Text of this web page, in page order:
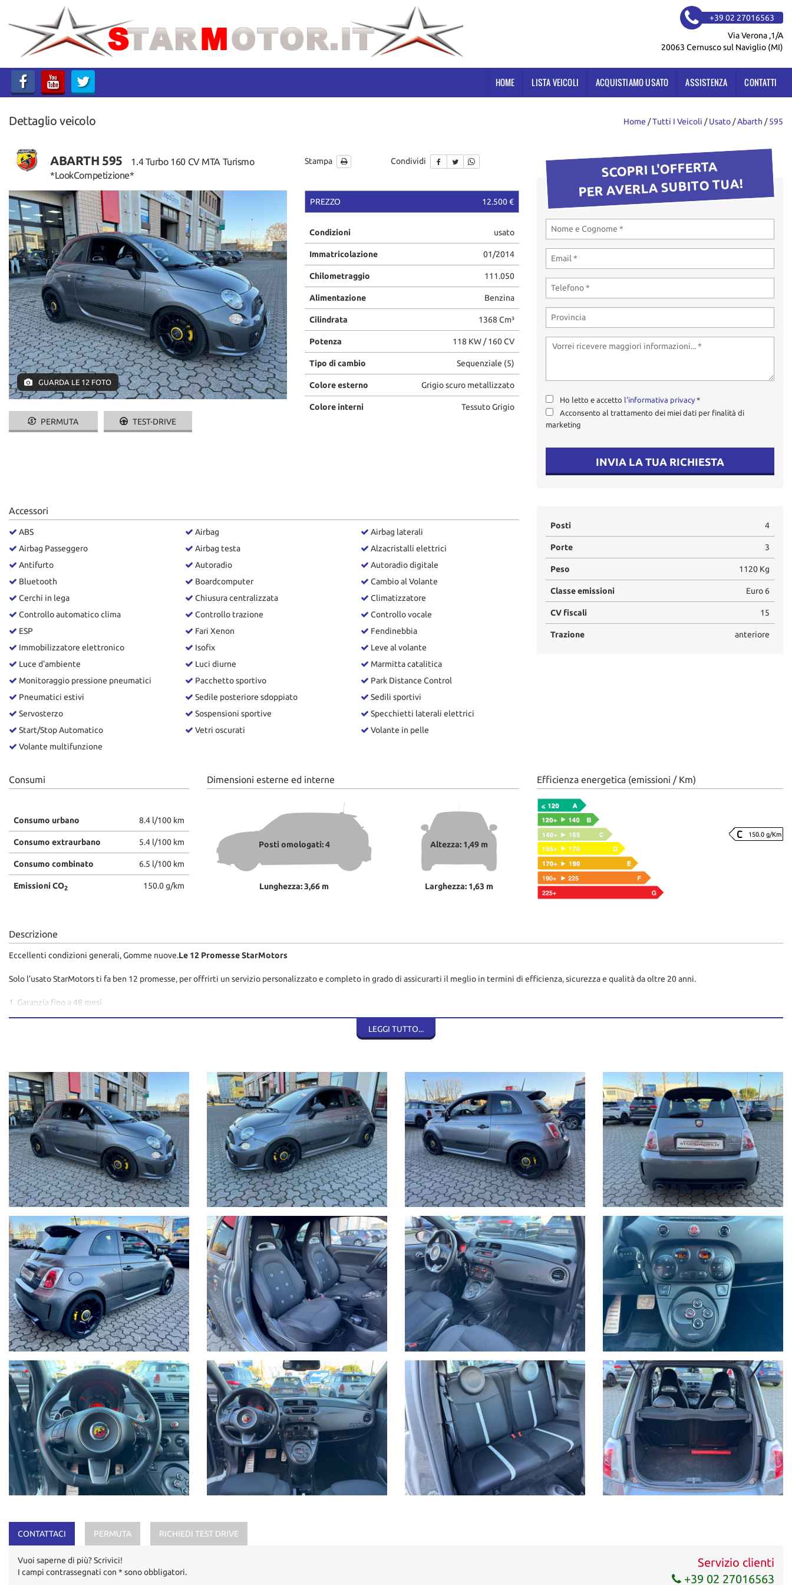
LISTA VEICOLI
ACQUISTIAMO USATO
ASSISTENZA
CONTATTI
+39 02 27016563
Via Verona ,1/A
20063 Cernusco sul Naviglio (MI)
HOME LISTA VEICOLI ACQUISTIAMO USATO ASSISTENZA CONTATTI
Dettaglio veicolo Home /Tutti I Veicoli /Usato /Abarth /595
ABARTH 595
1.4 Turbo 160 CV MTA Turismo
*LookCompetizione*
Stampa Condividi
GUARDA LE 12 FOTO
PERMUTA TEST-DRIVE
PREZZO 12.500 €
Condizioni usato
Immatricolazione 01/2014
Chilometraggio 111.050
Alimentazione Benzina
Cilindrata 1368 Cm³
Potenza 118 KW / 160 CV
Tipo di cambio Sequenziale (5)
Colore esterno Grigio scuro metallizzato
Colore interni Tessuto Grigio
SCOPRI L'OFFERTA
PER AVERLA SUBITO TUA!
Ho letto e accetto l'informativa privacy *
Acconsento al trattamento dei miei dati per finalità di
marketing
INVIA LA TUA RICHIESTA
Accessori
ABS
Airbag Passeggero
Antifurto
Bluetooth
Cerchi in lega
Controllo automatico clima
ESP
Immobilizzatore elettronico
Luce d'ambiente
Monitoraggio pressione pneumatici
Pneumatici estivi
Servosterzo
Start/Stop Automatico
Volante multifunzione
Airbag
Airbag testa
Autoradio
Boardcomputer
Chiusura centralizzata
Controllo trazione
Fari Xenon
Isofix
Luci diurne
Pacchetto sportivo
Sedile posteriore sdoppiato
Sospensioni sportive
Vetri oscurati
Airbag laterali
Alzacristalli elettrici
Autoradio digitale
Cambio al Volante
Climatizzatore
Controllo vocale
Fendinebbia
Leve al volante
Marmitta catalitica
Park Distance Control
Sedili sportivi
Specchietti laterali elettrici
Volante in pelle
Posti 4
Porte 3
Peso 1120 Kg
Classe emissioni Euro 6
CV fiscali 15
Trazione anteriore
Consumi
Consumo urbano 8.4 l/100 km
Consumo extraurbano 5.4 l/100 km
Consumo combinato 6.5 l/100 km
Emissioni CO2 150.0 g/km
Dimensioni esterne ed interne
Posti omologati: 4
Lunghezza: 3,66 m
Altezza: 1,49 m
Larghezza: 1,63 m
Efficienza energetica (emissioni / Km)
150.0 g/Km
Descrizione
Eccellenti condizioni generali, Gomme nuove.Le 12 Promesse StarMotors
Solo l’usato StarMotors ti fa ben 12 promesse, per offrirti un servizio personalizzato e completo in grado di assicurarti il meglio in termini di efficienza, sicurezza e qualità da oltre 20 anni.
1. Garanzia fino a 48 mesi
7. Chilometraggio Certificato
8. Manutenzione
9. 150 Controlli
10. Consulenza Personalizzata
11. Digital Store
12. Tagliando pre-consegna
LEGGI TUTTO...
CONTATTACI PERMUTA RICHIEDI TEST DRIVE
Vuoi saperne di più? Scrivici!
I campi contrassegnati con * sono obbligatori.
Servizio clienti
+39 02 27016563